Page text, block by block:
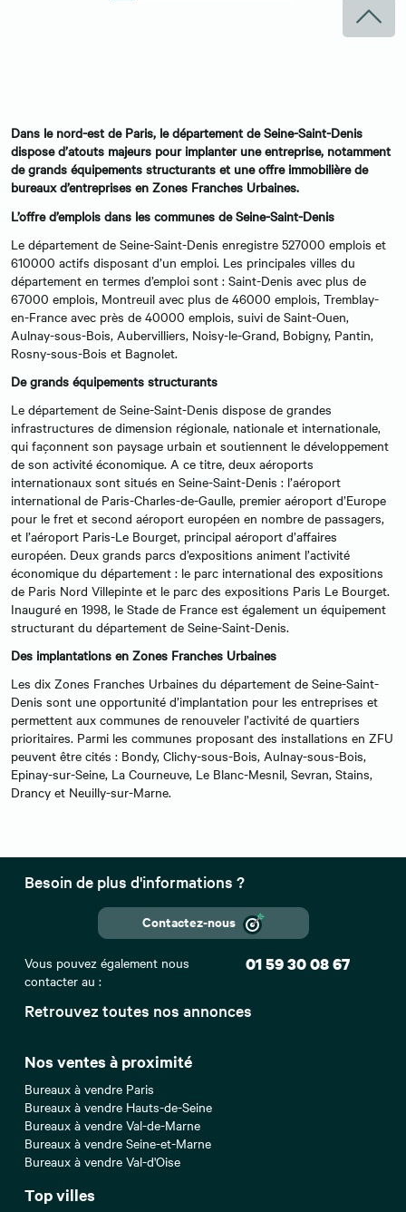
Dans le nord-est de Paris, le département de Seine-Saint-Denis
dispose d’atouts majeurs pour implanter une entreprise, notamment
de grands équipements structurants et une offre immobilière de
bureaux d’entreprises en Zones Franches Urbaines.
L’offre d’emplois dans les communes de Seine-Saint-Denis
Le département de Seine-Saint-Denis enregistre 527000 emplois et
610000 actifs disposant d’un emploi. Les principales villes du
département en termes d’emploi sont : Saint-Denis avec plus de
67000 emplois, Montreuil avec plus de 46000 emplois, Tremblay-
en-France avec près de 40000 emplois, suivi de Saint-Ouen,
Aulnay-sous-Bois, Aubervilliers, Noisy-le-Grand, Bobigny, Pantin,
Rosny-sous-Bois et Bagnolet.
De grands équipements structurants
Le département de Seine-Saint-Denis dispose de grandes
infrastructures de dimension régionale, nationale et internationale,
qui façonnent son paysage urbain et soutiennent le développement
de son activité économique. A ce titre, deux aéroports
internationaux sont situés en Seine-Saint-Denis : l’aéroport
international de Paris-Charles-de-Gaulle, premier aéroport d’Europe
pour le fret et second aéroport européen en nombre de passagers,
et l’aéroport Paris-Le Bourget, principal aéroport d’affaires
européen. Deux grands parcs d’expositions animent l’activité
économique du département : le parc international des expositions
de Paris Nord Villepinte et le parc des expositions Paris Le Bourget.
Inauguré en 1998, le Stade de France est également un équipement
structurant du département de Seine-Saint-Denis.
Des implantations en Zones Franches Urbaines
Les dix Zones Franches Urbaines du département de Seine-Saint-
Denis sont une opportunité d’implantation pour les entreprises et
permettent aux communes de renouveler l’activité de quartiers
prioritaires. Parmi les communes proposant des installations en ZFU
peuvent être cités : Bondy, Clichy-sous-Bois, Aulnay-sous-Bois,
Epinay-sur-Seine, La Courneuve, Le Blanc-Mesnil, Sevran, Stains,
Drancy et Neuilly-sur-Marne.
Retrouvez toutes nos annonces
Nos ventes à proximité
Bureaux à vendre Paris
Bureaux à vendre Hauts-de-Seine
Bureaux à vendre Val-de-Marne
Bureaux à vendre Seine-et-Marne
Bureaux à vendre Val-d'Oise
Top villes
Besoin de plus d'informations ?
Contactez-nous
Vous pouvez également nous
contacter au :
01 59 30 08 67